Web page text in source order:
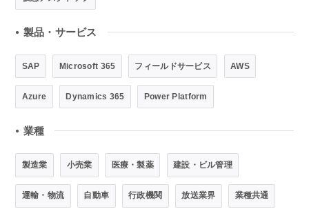
● 製品・サービス
SAP Microsoft 365 フィールドサービス AWS
Azure Dynamics 365 Power Platform
● 業種
製造業 小売業 医療・製薬 建設・ビル管理
運輸・物流 自動車 行政機関 放送業界 業種共通